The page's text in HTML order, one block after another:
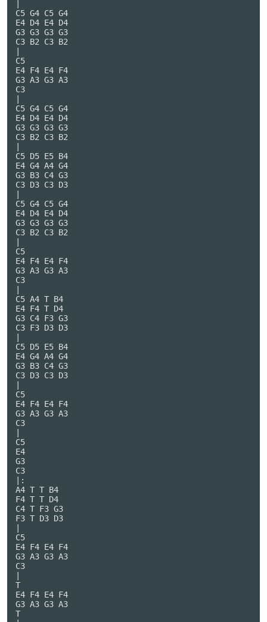
C5 G4 C5 G4
E4 D4 E4 D4
G3 G3 G3 G3
C3 B2 C3 B2
C5
E4 F4 E4 F4
G3 A3 G3 A3
C3
C5 G4 C5 G4
E4 D4 E4 D4
G3 G3 G3 G3
C3 B2 C3 B2
C5 D5 E5 B4
E4 G4 A4 G4
G3 B3 C4 G3
C3 D3 C3 D3
C5 G4 C5 G4
E4 D4 E4 D4
G3 G3 G3 G3
C3 B2 C3 B2
C5
E4 F4 E4 F4
G3 A3 G3 A3
C3
C5 A4 T B4
E4 F4 T D4
G3 C4 F3 G3
C3 F3 D3 D3
C5 D5 E5 B4
E4 G4 A4 G4
G3 B3 C4 G3
C3 D3 C3 D3
C5
E4 F4 E4 F4
G3 A3 G3 A3
C3
C5
E4
G3
C3
|:
A4 T T B4
F4 T T D4
C4 T F3 G3
F3 T D3 D3
C5
E4 F4 E4 F4
G3 A3 G3 A3
C3
T
E4 F4 E4 F4
G3 A3 G3 A3
T